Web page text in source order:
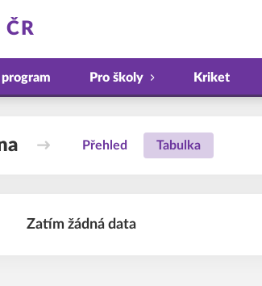
Pro školy Kriket
Přehled Tabulka
Zatím žádná data